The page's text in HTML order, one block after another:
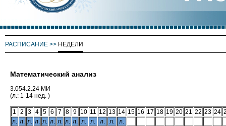
РАСПИСАНИЕ >> НЕДЕЛИ
Математический анализ
3.054.2.24 МИ
(л.: 1-14 нед. )
1 2 3 4 5 6 7 8 9 10 11 12 13 14 15 16 17 18 19 20 21 22 23 24
л. л. л. л. л. л. л. л. л. л. л. л. л. л.